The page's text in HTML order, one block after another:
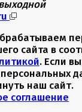
сайта в
. Если
наш сайт.
соглашение